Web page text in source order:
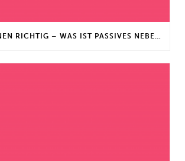
GELD VERDIENEN RICHTIG – WAS IST PASSIVES NEBENEINKOMMEN?